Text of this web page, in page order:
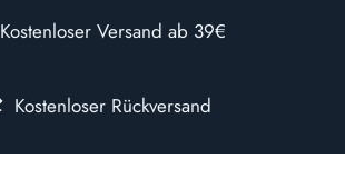
Kostenloser Versand ab 39€
Kostenloser Rückversand